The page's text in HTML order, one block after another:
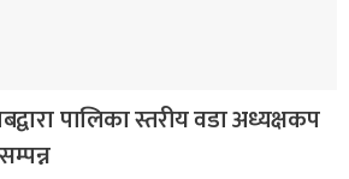
पालिका स्तरीय वडा अध्यक्षकप